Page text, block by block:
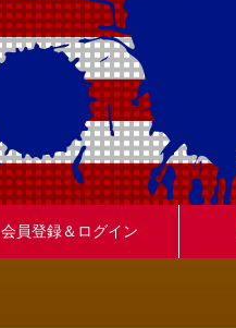
会員登録＆ログイン